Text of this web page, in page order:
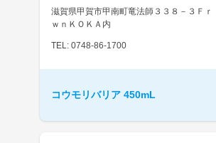
滋賀県甲賀市甲南町竜法師３３８－３Ｆｒ
ｗｎＫＯＫＡ内
TEL: 0748-86-1700
コウモリバリア 450mL